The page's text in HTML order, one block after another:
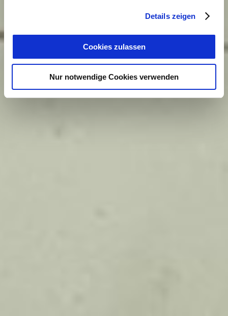
Details zeigen
Cookies zulassen
Nur notwendige Cookies verwenden